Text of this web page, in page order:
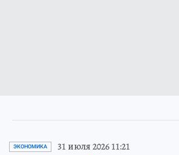
ЭКОНОМИКА 31 июля 2026 11:21